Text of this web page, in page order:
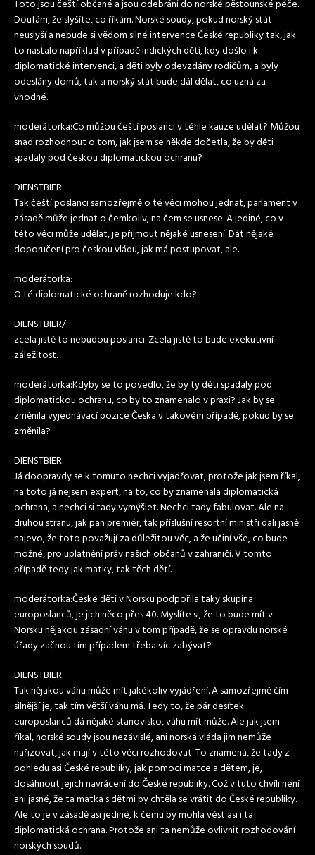
Toto jsou čeští občané a jsou odebráni do norské pěstounské péče.
Doufám, že slyšíte, co říkám. Norské soudy, pokud norský stát
neuslyší a nebude si vědom silné intervence České republiky tak, jak
to nastalo například v případě indických dětí, kdy došlo i k
diplomatické intervenci, a děti byly odevzdány rodičům, a byly
odeslány domů, tak si norský stát bude dál dělat, co uzná za
vhodné.
moderátorka:Co můžou čeští poslanci v téhle kauze udělat? Můžou
snad rozhodnout o tom, jak jsem se někde dočetla, že by děti
spadaly pod českou diplomatickou ochranu?
DIENSTBIER:
Tak čeští poslanci samozřejmě o té věci mohou jednat, parlament v
zásadě může jednat o čemkoliv, na čem se usnese. A jediné, co v
této věci může udělat, je přijmout nějaké usnesení. Dát nějaké
doporučení pro českou vládu, jak má postupovat, ale.
moderátorka:
O té diplomatické ochraně rozhoduje kdo?
DIENSTBIER/:
zcela jistě to nebudou poslanci. Zcela jistě to bude exekutivní
záležitost.
moderátorka:Kdyby se to povedlo, že by ty děti spadaly pod
diplomatickou ochranu, co by to znamenalo v praxi? Jak by se
změnila vyjednávací pozice Česka v takovém případě, pokud by se
změnila?
DIENSTBIER:
Já doopravdy se k tomuto nechci vyjadřovat, protože jak jsem říkal,
na toto já nejsem expert, na to, co by znamenala diplomatická
ochrana, a nechci si tady vymýšlet. Nechci tady fabulovat. Ale na
druhou stranu, jak pan premiér, tak příslušní resortní ministři dali jasně
najevo, že toto považují za důležitou věc, a že učiní vše, co bude
možné, pro uplatnění práv našich občanů v zahraničí. V tomto
případě tedy jak matky, tak těch dětí.
moderátorka:České děti v Norsku podpořila taky skupina
europoslanců, je jich něco přes 40. Myslíte si, že to bude mít v
Norsku nějakou zásadní váhu v tom případě, že se opravdu norské
úřady začnou tím případem třeba víc zabývat?
DIENSTBIER:
Tak nějakou váhu může mít jakékoliv vyjádření. A samozřejmě čím
silnější je, tak tím větší váhu má. Tedy to, že pár desítek
europoslanců dá nějaké stanovisko, váhu mít může. Ale jak jsem
říkal, norské soudy jsou nezávislé, ani norská vláda jim nemůže
nařizovat, jak mají v této věci rozhodovat. To znamená, že tady z
pohledu asi České republiky, jak pomoci matce a dětem, je,
dosáhnout jejich navrácení do České republiky. Což v tuto chvíli není
ani jasné, že ta matka s dětmi by chtěla se vrátit do České republiky.
Ale to je v zásadě asi jediné, k čemu by mohla vést asi i ta
diplomatická ochrana. Protože ani ta nemůže ovlivnit rozhodování
norských soudů.